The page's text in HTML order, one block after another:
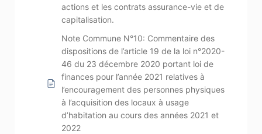
actions et les contrats assurance-vie et de
capitalisation.
Note Commune N°10: Commentaire des
dispositions de l’article 19 de la loi n°2020-
46 du 23 décembre 2020 portant loi de
finances pour l’année 2021 relatives à
l’encouragement des personnes physiques
à l’acquisition des locaux à usage
d’habitation au cours des années 2021 et
2022